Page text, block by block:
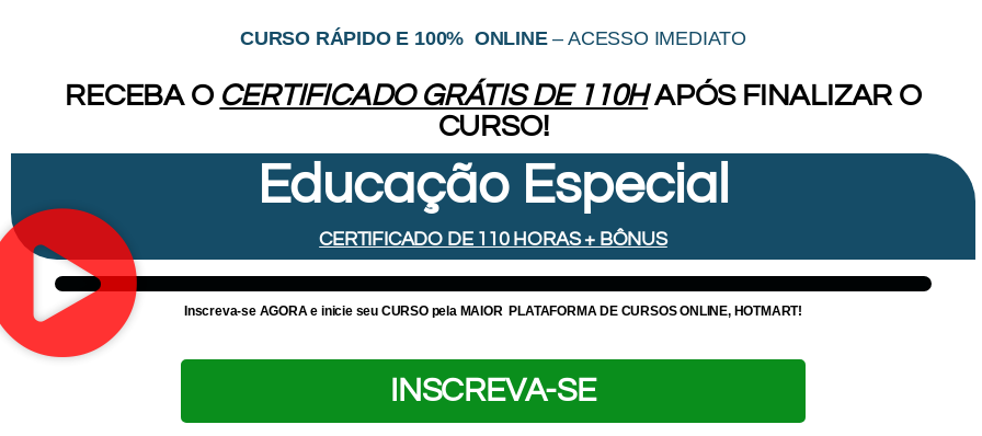
CURSO RÁPIDO E 100% ONLINE– ACESSO IMEDIATO
RECEBA O CERTIFICADO GRÁTIS DE 110H APÓS FINALIZAR O
CURSO!
Educação Especial
CERTIFICADO DE 110 HORAS + BÔNUS
Inscreva-se AGORA e inicieseu CURSO pela MAIOR PLATAFORMA DE CURSOS ONLINE, HOTMART!
INSCREVA-SE